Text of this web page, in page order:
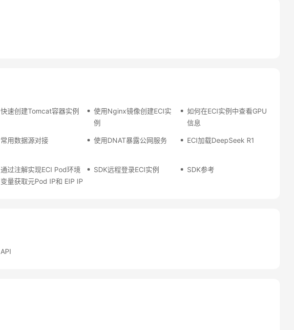
快速创建Tomcat容器实例
使用Nginx镜像创建ECI实
例
如何在ECI实例中查看GPU
信息
常用数据源对接 使用DNAT暴露公网服务 ECI加载DeepSeek R1
通过注解实现ECI Pod环境
变量获取元Pod IP和 EIP IP
SDK远程登录ECI实例 SDK参考
API